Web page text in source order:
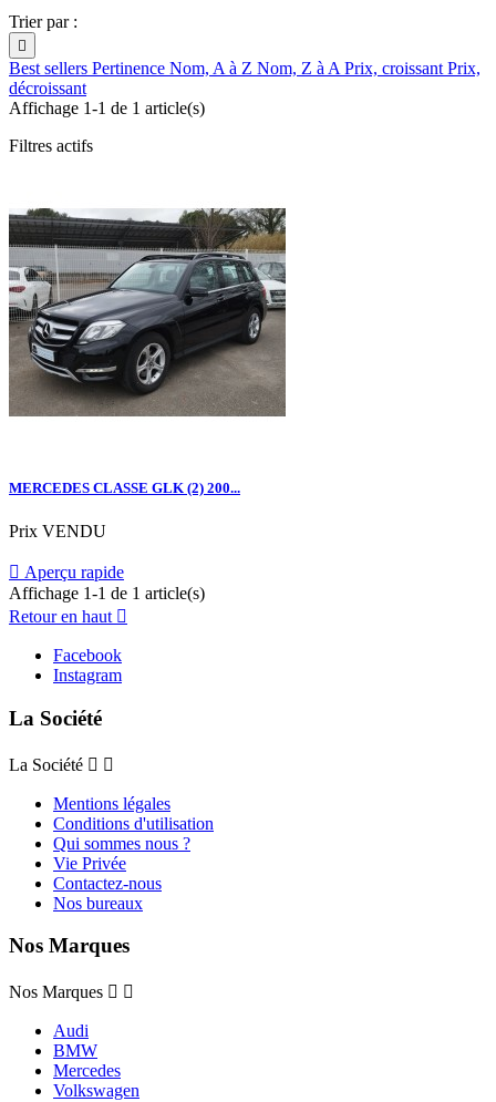
Trier par :

Best sellers Pertinence Nom, A à Z Nom, Z à A Prix, croissant Prix,
décroissant
Affichage 1-1 de 1 article(s)
Filtres actifs
MERCEDES CLASSE GLK (2) 200...
Prix VENDU
 Aperçu rapide
Affichage 1-1 de 1 article(s)
Retour en haut 
Facebook
Instagram
La Société
La Société  
Mentions légales
Conditions d'utilisation
Qui sommes nous ?
Vie Privée
Contactez-nous
Nos bureaux
Nos Marques
Nos Marques  
Audi
BMW
Mercedes
Volkswagen